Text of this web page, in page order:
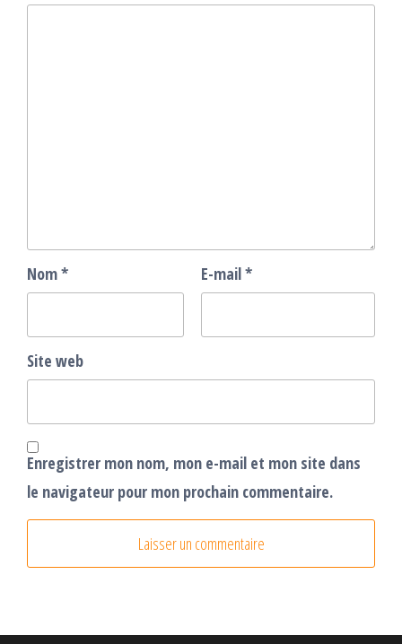
Nom* E-mail*
Site web
Enregistrer mon nom, mon e-mail et mon site dans
le navigateur pour mon prochain commentaire.